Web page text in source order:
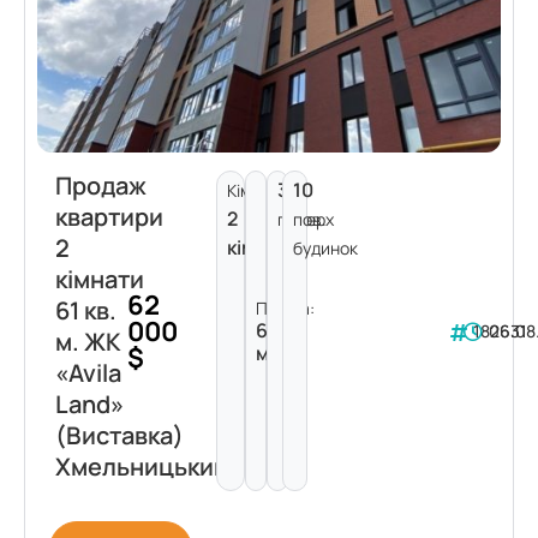
Продаж
квартири
2
кімнати
61 кв.
м. ЖК
«Avila
Land»
(Виставка)
Хмельницький
62
000
$
Кімнат:
2
кімнати
Площа:
61
м²
3
поверх
10
пов.
будинок
182631